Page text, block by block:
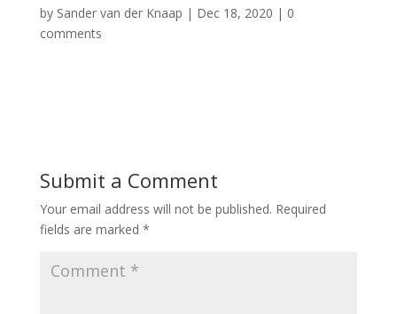
by Sander van der Knaap | Dec 18, 2020 | 0
comments
Submit a Comment
Your email address will not be published. Required
fields are marked *